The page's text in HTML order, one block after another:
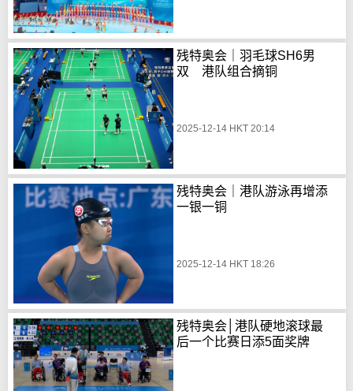
残特奥会｜羽毛球SH6男
双 港队组合摘铜
2025-12-14 HKT 20:14
残特奥会｜港队游泳再增添
一银一铜
2025-12-14 HKT 18:26
残特奥会│港队硬地滚球最
后一个比赛日添5面奖牌